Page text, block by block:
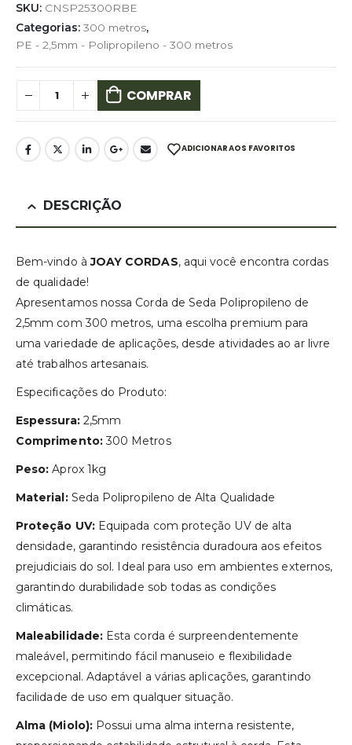
SKU: CNSP25300RBE
Categorias: 300 metros,
PE - 2,5mm - Polipropileno - 300 metros
COMPRAR
ADICIONAR AOS FAVORITOS
DESCRIÇÃO
Bem-vindo àJOAY CORDAS, aqui você encontra cordas
de qualidade!
Apresentamos nossa Corda de Seda Polipropileno de
2,5mm com 300 metros, uma escolha premium para
uma variedade de aplicações, desde atividades ao ar livre
até trabalhos artesanais.
Especificações do Produto:
Espessura:2,5mm
Comprimento:300 Metros
Peso:Aprox 1kg
Material:Seda Polipropileno de Alta Qualidade
Proteção UV:Equipada com proteção UV de alta
densidade, garantindo resistência duradoura aos efeitos
prejudiciais do sol. Ideal para uso em ambientes externos,
garantindo durabilidade sob todas as condições
climáticas.
Maleabilidade:Esta corda é surpreendentemente
maleável, permitindo fácil manuseio e flexibilidade
excepcional. Adaptável a várias aplicações, garantindo
facilidade de uso em qualquer situação.
Alma (Miolo):Possui uma alma interna resistente,